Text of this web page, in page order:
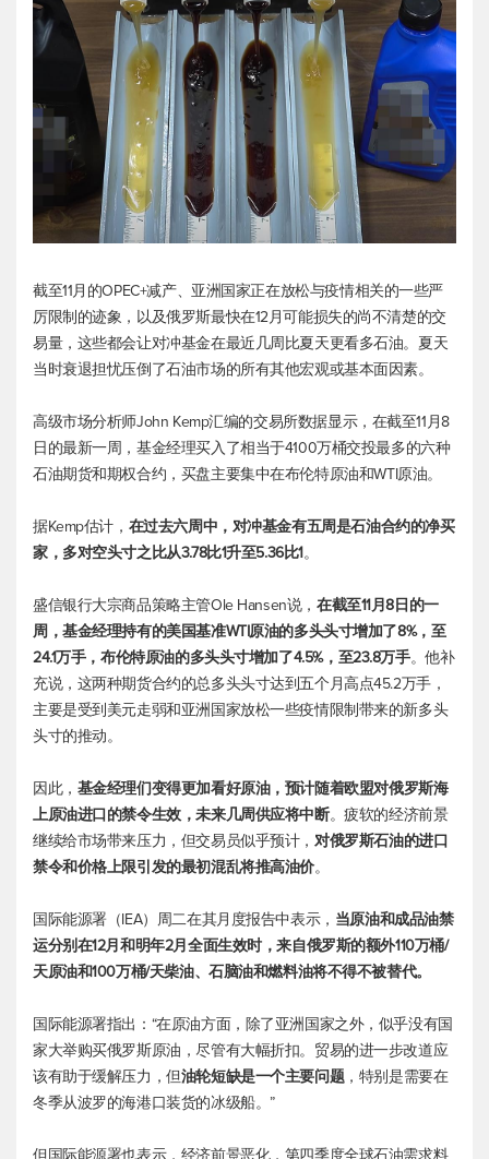
截至11月的OPEC+减产、亚洲国家正在放松与疫情相关的一些严
厉限制的迹象，以及俄罗斯最快在12月可能损失的尚不清楚的交
易量，这些都会让对冲基金在最近几周比夏天更看多石油。夏天
当时衰退担忧压倒了石油市场的所有其他宏观或基本面因素。
高级市场分析师John Kemp汇编的交易所数据显示，在截至11月8
日的最新一周，基金经理买入了相当于4100万桶交投最多的六种
石油期货和期权合约，买盘主要集中在布伦特原油和WTI原油。
据Kemp估计， 在过去六周中，对冲基金有五周是石油合约的净买
家，多对空头寸之比从3.78比1升至5.36比1。
盛信银行大宗商品策略主管Ole Hansen说， 在截至11月8日的一
周，基金经理持有的美国基准WTI原油的多头头寸增加了8%，至
24.1万手，布伦特原油的多头头寸增加了4.5%，至23.8万手。他补
充说，这两种期货合约的总多头头寸达到五个月高点45.2万手，
主要是受到美元走弱和亚洲国家放松一些疫情限制带来的新多头
头寸的推动。
因此， 基金经理们变得更加看好原油，预计随着欧盟对俄罗斯海
上原油进口的禁令生效，未来几周供应将中断。疲软的经济前景
继续给市场带来压力，但交易员似乎预计，对俄罗斯石油的进口
禁令和价格上限引发的最初混乱将推高油价。
国际能源署（IEA）周二在其月度报告中表示， 当原油和成品油禁
运分别在12月和明年2月全面生效时，来自俄罗斯的额外110万桶/
天原油和100万桶/天柴油、石脑油和燃料油将不得不被替代。
国际能源署指出：“在原油方面，除了亚洲国家之外，似乎没有国
家大举购买俄罗斯原油，尽管有大幅折扣。贸易的进一步改道应
该有助于缓解压力，但油轮短缺是一个主要问题，特别是需要在
冬季从波罗的海港口装货的冰级船。”
但国际能源署也表示，经济前景恶化，第四季度全球石油需求料